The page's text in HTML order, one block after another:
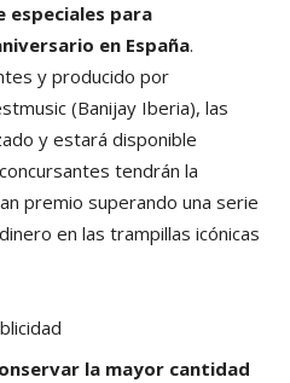
especiales para
en España.
y producido por
(Banijay Iberia), las
y estará disponible
tendrán la
premio superando una serie
en las trampillas icónicas
la mayor cantidad